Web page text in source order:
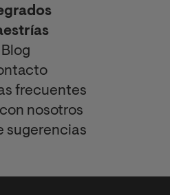
Blog
frecuentes
nosotros
sugerencias